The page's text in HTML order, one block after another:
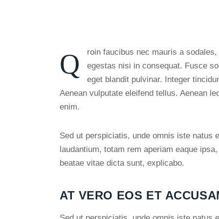
Qroin faucibus nec mauris a sodales, sed elementum mi tincidunt. Sed eget viverra
egestas nisi in consequat. Fusce
eget blandit pulvinar. Integer
Aenean vulputate eleifend tellus. Aenean
enim.
Sed ut perspiciatis, unde omnis iste natus
laudantium, totam rem aperiam eaque
beatae vitae dicta sunt, explicabo.
AT VERO EOS ET